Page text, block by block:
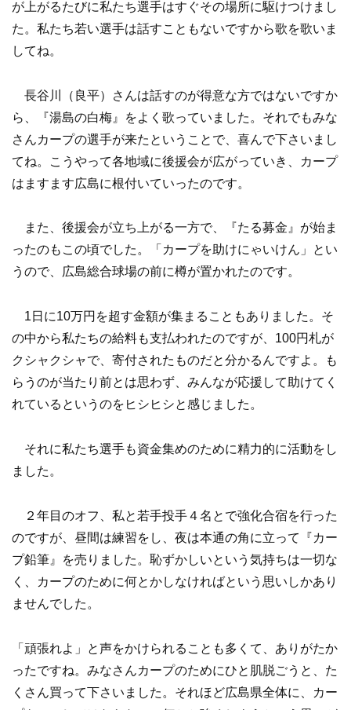
が上がるたびに私たち選手はすぐその場所に駆けつけまし
た。私たち若い選手は話すこともないですから歌を歌いま
してね。
長谷川（良平）さんは話すのが得意な方ではないですか
ら、『湯島の白梅』をよく歌っていました。それでもみな
さんカープの選手が来たということで、喜んで下さいまし
てね。こうやって各地域に後援会が広がっていき、カープ
はますます広島に根付いていったのです。
また、後援会が立ち上がる一方で、『たる募金』が始ま
ったのもこの頃でした。「カープを助けにゃいけん」とい
うので、広島総合球場の前に樽が置かれたのです。
1日に10万円を超す金額が集まることもありました。そ
の中から私たちの給料も支払われたのですが、100円札が
クシャクシャで、寄付されたものだと分かるんですよ。も
らうのが当たり前とは思わず、みんなが応援して助けてく
れているというのをヒシヒシと感じました。
それに私たち選手も資金集めのために精力的に活動をし
ました。
２年目のオフ、私と若手投手４名とで強化合宿を行った
のですが、昼間は練習をし、夜は本通の角に立って『カー
プ鉛筆』を売りました。恥ずかしいという気持ちは一切な
く、カープのために何とかしなければという思いしかあり
ませんでした。
「頑張れよ」と声をかけられることも多くて、ありがたか
ったですね。みなさんカープのためにひと肌脱ごうと、た
くさん買って下さいました。それほど広島県全体に、カー